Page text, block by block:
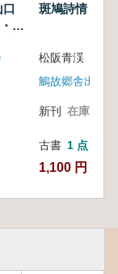
天
地
斑鳩詩情
松阪青渓 著
鵤故郷舎出版部
新刊 在庫なし
古書 1 点
1,100 円